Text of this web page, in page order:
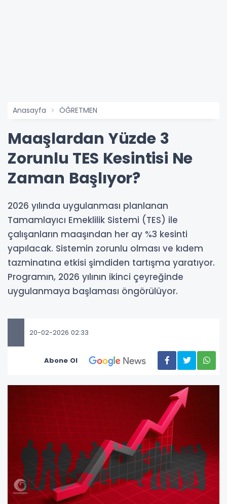
Anasayfa ÖĞRETMEN
Maaşlardan Yüzde 3
Zorunlu TES Kesintisi Ne
Zaman Başlıyor?
2026 yılında uygulanması planlanan
Tamamlayıcı Emeklilik Sistemi (TES) ile
çalışanların maaşından her ay %3 kesinti
yapılacak. Sistemin zorunlu olması ve kıdem
tazminatına etkisi şimdiden tartışma yaratıyor.
Programın, 2026 yılının ikinci çeyreğinde
uygulanmaya başlaması öngörülüyor.
20-02-2026 02:33
Abone Ol